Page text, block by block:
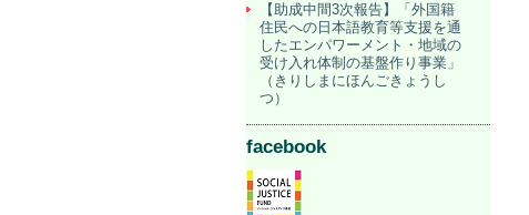
【助成中間3次報告】「外国籍
住民への日本語教育等支援を通
したエンパワーメント・地域の
受け入れ体制の基盤作り事業」
（きりしまにほんごきょうし
つ）
facebook